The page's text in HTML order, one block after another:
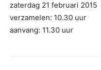
zaterdag 21 februari 2015
verzamelen: 10.30 uur
aanvang: 11.30 uur